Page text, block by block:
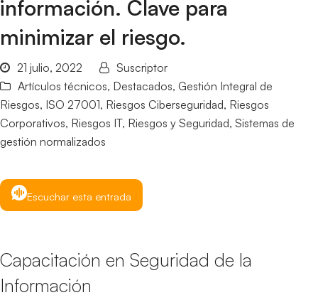
información. Clave para
minimizar el riesgo.
21 julio, 2022
Suscriptor
Artículos técnicos, Destacados, Gestión Integral de
Riesgos, ISO 27001, Riesgos Ciberseguridad, Riesgos
Corporativos, Riesgos IT, Riesgos y Seguridad, Sistemas de
gestión normalizados
Escuchar esta entrada
Capacitación en Seguridad de la
Información